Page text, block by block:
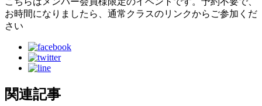
お時間になりましたら、通常クラスのリンクからご参加くだ
さい
関連記事